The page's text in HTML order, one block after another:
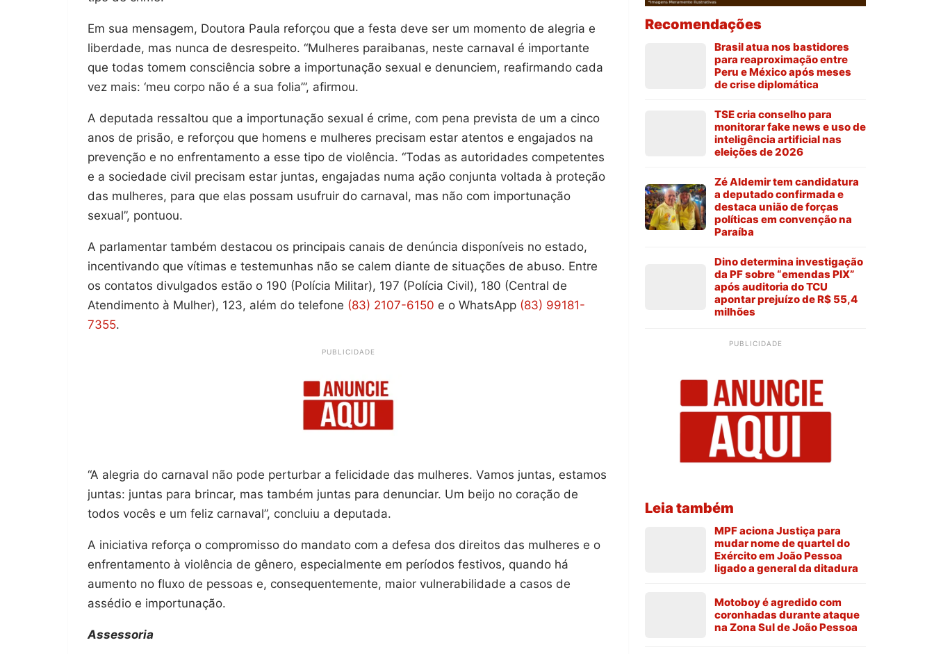
Em sua mensagem, Doutora Paula reforçou que a festa deve ser um momento de alegria e
liberdade, mas nunca de desrespeito. “Mulheres paraibanas, neste carnaval é importante
que todas tomem consciência sobre a importunação sexual e denunciem, reafirmando cada
vez mais: ‘meu corpo não é a sua folia’”, afirmou.
A deputada ressaltou que a importunação sexual é crime, com pena prevista de um a cinco
anos de prisão, e reforçou que homens e mulheres precisam estar atentos e engajados na
prevenção e no enfrentamento a esse tipo de violência. “Todas as autoridades competentes
e a sociedade civil precisam estar juntas, engajadas numa ação conjunta voltada à proteção
das mulheres, para que elas possam usufruir do carnaval, mas não com importunação
sexual”, pontuou.
A parlamentar também destacou os principais canais de denúncia disponíveis no estado,
incentivando que vítimas e testemunhas não se calem diante de situações de abuso. Entre
os contatos divulgados estão o 190 (Polícia Militar), 197 (Polícia Civil), 180 (Central de
Atendimento à Mulher), 123, além do telefone (83) 2107-6150 e o WhatsApp (83) 99181-
7355.
PUBLICIDADE
“A alegria do carnaval não pode perturbar a felicidade das mulheres. Vamos juntas, estamos
juntas: juntas para brincar, mas também juntas para denunciar. Um beijo no coração de
todos vocês e um feliz carnaval”, concluiu a deputada.
A iniciativa reforça o compromisso do mandato com a defesa dos direitos das mulheres e o
enfrentamento à violência de gênero, especialmente em períodos festivos, quando há
aumento no fluxo de pessoas e, consequentemente, maior vulnerabilidade a casos de
assédio e importunação.
Assessoria
Recomendações
Brasil atua nos bastidores
para reaproximação entre
Peru e México após meses
de crise diplomática
TSE cria conselho para
monitorar fake news e uso de
inteligência artificial nas
eleições de 2026
Zé Aldemir tem candidatura
a deputado confirmada e
destaca união de forças
políticas em convenção na
Paraíba
Dino determina investigação
da PF sobre “emendas PIX”
após auditoria do TCU
apontar prejuízo de R$ 55,4
milhões
PUBLICIDADE
Leia também
MPF aciona Justiça para
mudar nome de quartel do
Exército em João Pessoa
ligado a general da ditadura
Motoboy é agredido com
coronhadas durante ataque
na Zona Sul de João Pessoa